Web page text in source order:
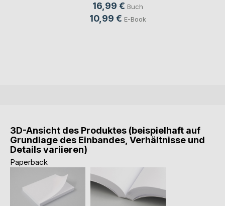
16,99 € Buch
10,99 € E-Book
3D-Ansicht des Produktes (beispielhaft auf
Grundlage des Einbandes, Verhältnisse und
Details variieren)
Paperback